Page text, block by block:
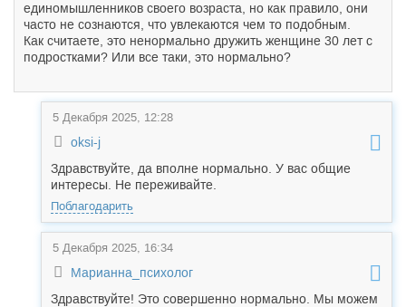
единомышленников своего возраста, но как правило, они
часто не сознаются, что увлекаются чем то подобным.
Как считаете, это ненормально дружить женщине 30 лет с
подростками? Или все таки, это нормально?
5 Декабря 2025, 12:28
oksi-j
Здравствуйте, да вполне нормально. У вас общие
интересы. Не переживайте.
Поблагодарить
5 Декабря 2025, 16:34
Марианна_психолог
Здравствуйте! Это совершенно нормально. Мы можем